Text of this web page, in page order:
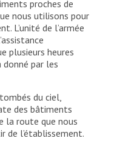
proches de
nous utilisons pour
L’unité de l’armée
plusieurs heures
donné par les
du ciel,
des bâtiments
la route que nous
de l’établissement.